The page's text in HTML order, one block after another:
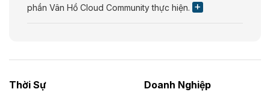
phần Vân Hồ Cloud Community thực hiện.
Dự án Nhà máy xử lý rác và phát điện Bắc Giang do
Thời Sự Doanh Nghiệp